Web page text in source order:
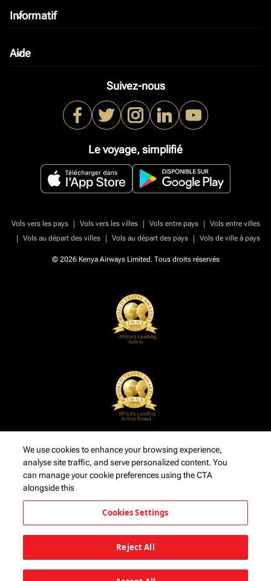
Informatif
keyboard_arrow_down
Aide
keyboard_arrow_down
Suivez-nous
Le voyage, simplifié
Vols vers les pays | Vols vers les villes | Vols entre pays |
Vols entre villes
|
Vols au départ des villes | Vols au départ des pays | Vols de ville à pays
© 2026 Kenya Airways Limited. Tous droits réservés
We use cookies to enhance your browsing experience,
analyse site traffic, and serve personalized content. You
can manage your cookie preferences using the CTA
alongside this
Cookies Settings
Reject All